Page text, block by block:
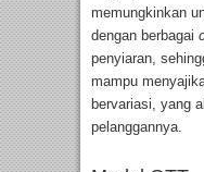
memungkinkan
dengan berbagai
penyiaran,
mampu
bervariasi, yang
pelanggannya.